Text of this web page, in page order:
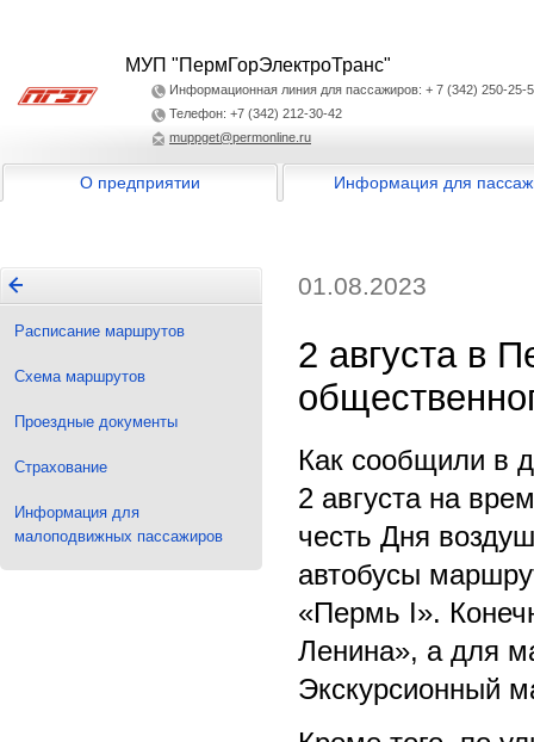
МУП "ПермГорЭлектроТранс"
Информационная линия для пассажиров: + 7 (342) 250-25-
Телефон: +7 (342) 212-30-42
muppget@permonline.ru
О предприятии Информация для
Расписание маршрутов
Схема маршрутов
Проездные документы
Страхование
Информация для
малоподвижных пассажиров
01.08.2023
2 августа в
Как сообщили в
2 августа на
честь Дня
автобусы
«Пермь I».
Ленина», а для
Экскурсионный